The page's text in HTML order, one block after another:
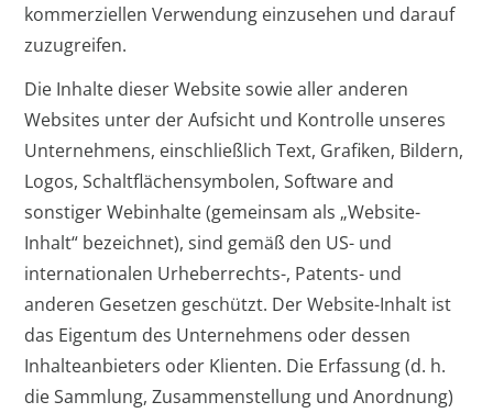
kommerziellen Verwendung einzusehen und darauf
zuzugreifen.
Die Inhalte dieser Website sowie aller anderen
Websites unter der Aufsicht und Kontrolle unseres
Unternehmens, einschließlich Text, Grafiken, Bildern,
Logos, Schaltflächensymbolen, Software and
sonstiger Webinhalte (gemeinsam als „Website-
Inhalt“ bezeichnet), sind gemäß den US- und
internationalen Urheberrechts-, Patents- und
anderen Gesetzen geschützt. Der Website-Inhalt ist
das Eigentum des Unternehmens oder dessen
Inhalteanbieters oder Klienten. Die Erfassung (d. h.
die Sammlung, Zusammenstellung und Anordnung)